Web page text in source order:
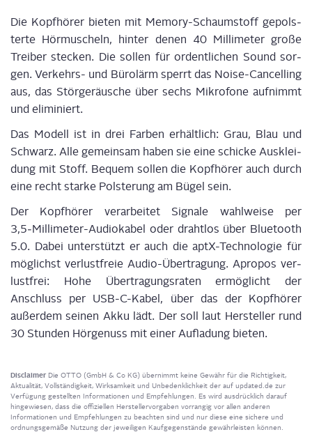
Die Kopf­hö­rer bie­ten mit Memo­ry-Schaum­stoff gepols­
ter­te Hör­mu­scheln, hin­ter denen 40 Mil­li­me­ter gro­ße
Trei­ber ste­cken. Die sol­len für ordent­li­chen Sound sor­
gen. Ver­kehrs- und Büro­lärm sperrt das Noi­se-Can­cel­ling
aus, das Stör­ge­räu­sche über sechs Mikro­fo­ne auf­nimmt
und eliminiert.
Das Modell ist in drei Far­ben erhält­lich: Grau, Blau und
Schwarz. Alle gemein­sam haben sie eine schi­cke Aus­klei­
dung mit Stoff. Bequem sol­len die Kopf­hö­rer auch durch
eine recht star­ke Pols­te­rung am Bügel sein.
Der Kopf­hö­rer ver­ar­bei­tet Signa­le wahl­wei­se per
3,5‑Millimeter-Audiokabel oder draht­los über Blue­tooth
5.0. Dabei unter­stützt er auch die aptX-Tech­no­lo­gie für
mög­lichst ver­lust­freie Audio-Über­tra­gung. Apro­pos ver­
lust­frei: Hohe Über­tra­gungs­ra­ten ermög­licht der
Anschluss per USB-C-Kabel, über das der Kopf­hö­rer
außer­dem sei­nen Akku lädt. Der soll laut Her­stel­ler rund
30 Stun­den Hör­ge­nuss mit einer Auf­la­dung bieten.
Disclaimer Die OTTO (GmbH & Co KG) übernimmt keine Gewähr für die Richtigkeit,
Aktualität, Vollständigkeit, Wirksamkeit und Unbedenklichkeit der auf updated.de zur
Verfügung gestellten Informationen und Empfehlungen. Es wird ausdrücklich darauf
hingewiesen, dass die offiziellen Herstellervorgaben vorrangig vor allen anderen
Informationen und Empfehlungen zu beachten sind und nur diese eine sichere und
ordnungsgemäße Nutzung der jeweiligen Kaufgegenstände gewährleisten können.